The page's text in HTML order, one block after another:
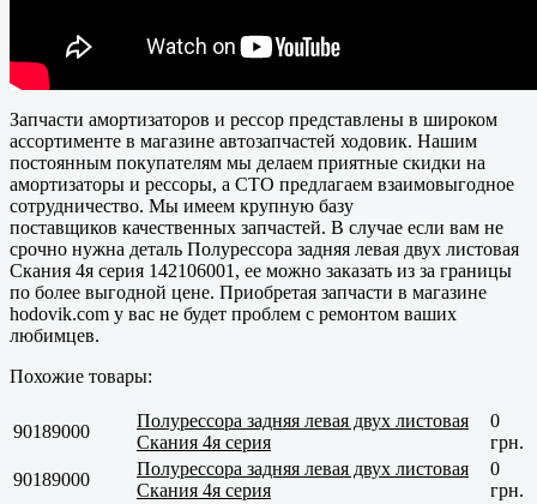
Запчасти амортизаторов и рессор представлены в широком
ассортименте в магазине автозапчастей ходовик. Нашим
постоянным покупателям мы делаем приятные скидки на
амортизаторы и рессоры, а СТО предлагаем взаимовыгодное
сотрудничество. Мы имеем крупную базу
поставщиков качественных запчастей. В случае если вам не
срочно нужна деталь Полурессора задняя левая двух листовая
Скания 4я серия 142106001, ее можно заказать из за границы
по более выгодной цене. Приобретая запчасти в магазине
hodovik.com у вас не будет проблем с ремонтом ваших
любимцев.
Похожие товары:
90189000
Полурессора задняя левая двух листовая
Скания 4я серия
0
грн.
90189000
Полурессора задняя левая двух листовая
Скания 4я серия
0
грн.